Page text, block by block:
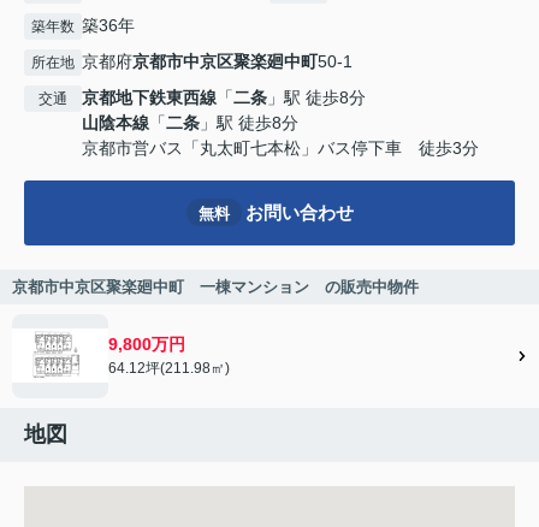
築年数 築36年
所在地 京都府京都市中京区聚楽廻中町50-1
交通 京都地下鉄東西線 「二条 」駅 徒歩8分
山陰本線 「二条 」駅 徒歩8分
京都市営バス「丸太町七本松」バス停下車 徒歩3分
無料 お問い合わせ
京都市中京区聚楽廻中町 一棟マンション の販売中物件
9,800万円
64.12坪(211.98㎡)
地図